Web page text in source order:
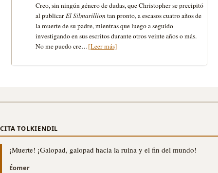
Creo, sin ningún género de dudas, que Christopher se precipitó
al publicarEl Silmarilliontan pronto, a escasos cuatro años de
la muerte de su padre, mientras que luego a seguido
investigando en sus escritos durante otros veinte años o más.
No me puedo cre…[Leer más]
CITA TOLKIENDIL
¡Muerte! ¡Galopad, galopad hacia la ruina y el fin del mundo!
Éomer